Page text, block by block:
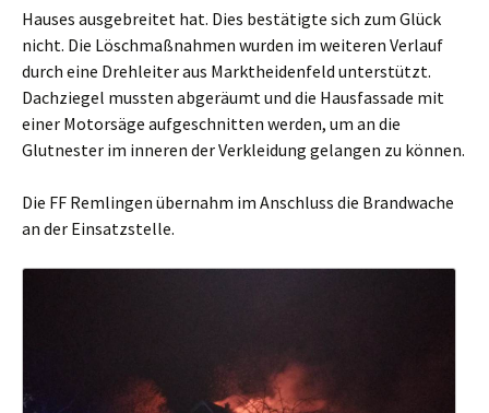
Hauses ausgebreitet hat. Dies bestätigte sich zum Glück
nicht. Die Löschmaßnahmen wurden im weiteren Verlauf
durch eine Drehleiter aus Marktheidenfeld unterstützt.
Dachziegel mussten abgeräumt und die Hausfassade mit
einer Motorsäge aufgeschnitten werden, um an die
Glutnester im inneren der Verkleidung gelangen zu können.
Die FF Remlingen übernahm im Anschluss die Brandwache
an der Einsatzstelle.